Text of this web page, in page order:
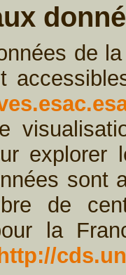
de
explorer
sont
de
la